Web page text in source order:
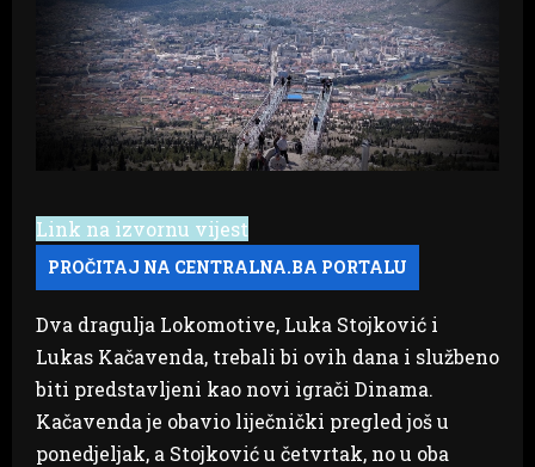
Link na izvornu vijest
Dva dragulja Lokomotive, Luka Stojković i
Lukas Kačavenda, trebali bi ovih dana i službeno
biti predstavljeni kao novi igrači Dinama.
Kačavenda je obavio liječnički pregled još u
ponedjeljak, a Stojković u četvrtak, no u oba